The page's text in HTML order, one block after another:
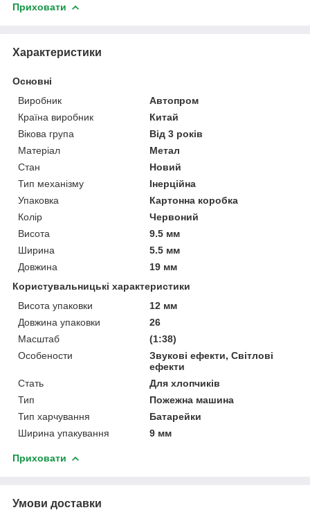
Приховати
Характеристики
Основні
Виробник
Автопром
Країна виробник
Китай
Вікова група
Від 3 років
Матеріал
Метал
Стан
Новий
Тип механізму
Інерційна
Упаковка
Картонна коробка
Колір
Червоний
Висота
9.5 мм
Ширина
5.5 мм
Довжина
19 мм
Користувальницькі характеристики
Висота упаковки
12 мм
Довжина упаковки
26
Масштаб
(1:38)
Особености
Звукові ефекти, Світлові
ефекти
Стать
Для хлопчиків
Тип
Пожежна машина
Тип харчування
Батарейки
Ширина упакування
9 мм
Приховати
Умови доставки